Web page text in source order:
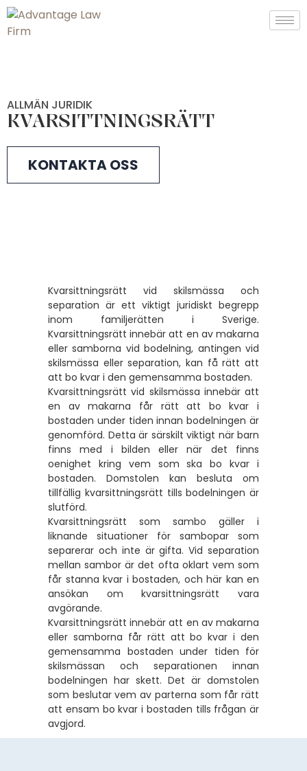
ALLMÄN JURIDIK
KVARSITTNINGSRÄTT
KONTAKTA OSS
Kvarsittningsrätt vid skilsmässa och
separation är ett viktigt juridiskt begrepp
inom familjerätten i Sverige.
Kvarsittningsrätt innebär att en av makarna
eller samborna vid bodelning, antingen vid
skilsmässa eller separation, kan få rätt att
att bo kvar i den gemensamma bostaden.
Kvarsittningsrätt vid skilsmässa innebär att
en av makarna får rätt att bo kvar i
bostaden under tiden innan bodelningen är
genomförd. Detta är särskilt viktigt när barn
finns med i bilden eller när det finns
oenighet kring vem som ska bo kvar i
bostaden. Domstolen kan besluta om
tillfällig kvarsittningsrätt tills bodelningen är
slutförd.
Kvarsittningsrätt som sambo gäller i
liknande situationer för sambopar som
separerar och inte är gifta. Vid separation
mellan sambor är det ofta oklart vem som
får stanna kvar i bostaden, och här kan en
ansökan om kvarsittningsrätt vara
avgörande.
Kvarsittningsrätt innebär att en av makarna
eller samborna får rätt att bo kvar i den
gemensamma bostaden under tiden för
skilsmässan och separationen innan
bodelningen har skett. Det är domstolen
som beslutar vem av parterna som får rätt
att ensam bo kvar i bostaden tills frågan är
avgjord.